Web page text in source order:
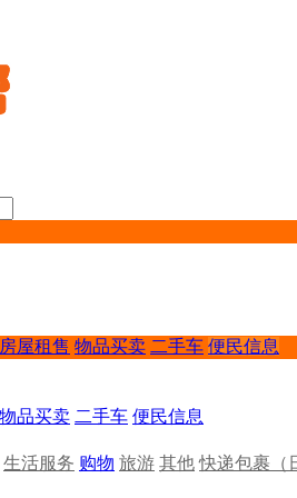
房屋租售 物品买卖 二手车 便民信息
物品买卖 二手车 便民信息
生活服务 购物 旅游 其他 快递包裹（